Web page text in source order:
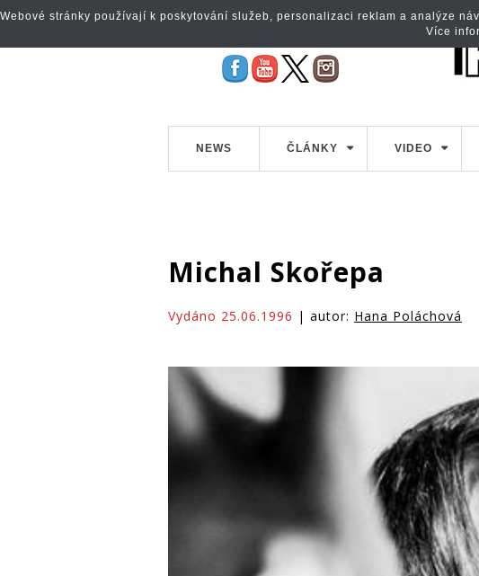
NEWS ČLÁNKY VIDEO
Michal Skořepa
Vydáno 25.06.1996 | autor: Hana Poláchová
Webové stránky používají k poskytování služeb, personalizaci reklam a analýze
Více